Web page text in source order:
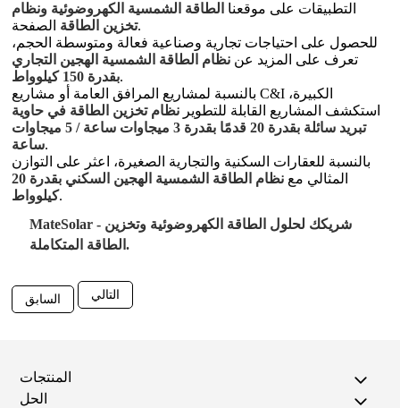
التطبيقات على موقعنا الطاقة الشمسية الكهروضوئية ونظام
تخزين الطاقةالصفحة.
للحصول على احتياجات تجارية وصناعية فعالة ومتوسطة الحجم،
تعرف على المزيد عن نظام الطاقة الشمسية الهجين التجاري
بقدرة 150 كيلوواط.
بالنسبة لمشاريع المرافق العامة أو مشاريع C&I الكبيرة،
استكشف المشاريع القابلة للتطوير نظام تخزين الطاقة في حاوية
تبريد سائلة بقدرة 20 قدمًا بقدرة 3 ميجاوات ساعة / 5 ميجاوات
ساعة.
بالنسبة للعقارات السكنية والتجارية الصغيرة، اعثر على التوازن
المثالي مع
نظام الطاقة الشمسية الهجين السكني بقدرة 20
كيلوواط.
MateSolar - شريكك لحلول الطاقة الكهروضوئية وتخزين
الطاقة المتكاملة.
السابق التالي
المنتجات
الحل